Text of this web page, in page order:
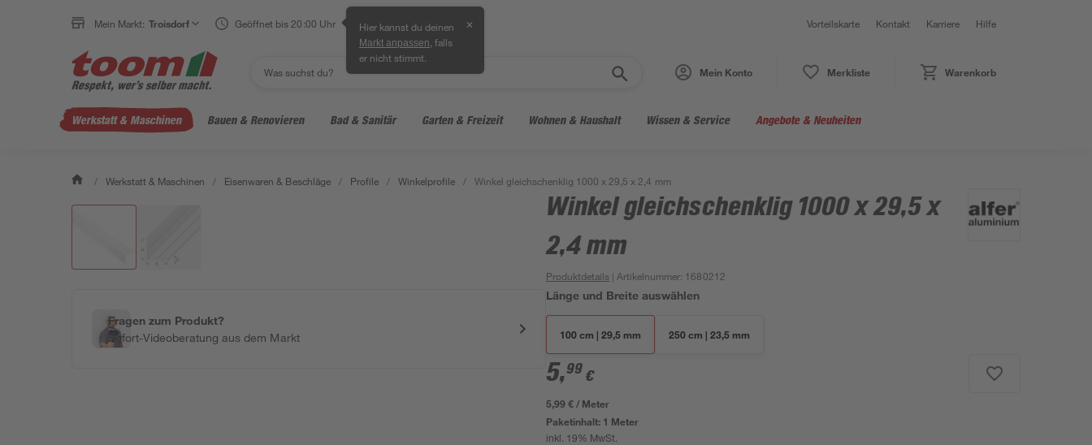
Mein Markt: Troisdorf Geöffnet bis 20:00 Uhr Hier kannst du deinen
Markt anpassen , falls
er nicht stimmt.
✕ Vorteilskarte Kontakt Karriere Hilfe
Mein Konto Merkliste Warenkorb
Werkstatt & Maschinen Bauen & Renovieren Bad & Sanitär Garten & Freizeit Wohnen & Haushalt Wissen & Service Angebote & Neuheiten
/ Werkstatt & Maschinen / Eisenwaren & Beschläge / Profile / Winkelprofile / Winkel gleichschenklig 1000 x 29,5 x 2,4 mm
Fragen zum Produkt?
Sofort-Videoberatung aus dem Markt
Winkel gleichschenklig 1000 x 29,5 x
2,4 mm
Produktdetails | Artikelnummer: 1680212
Länge und Breite auswählen
100 cm | 29,5 mm 250 cm | 23,5 mm
5,99 €
5,99 € / Meter
Paketinhalt: 1 Meter
inkl. 19% MwSt.